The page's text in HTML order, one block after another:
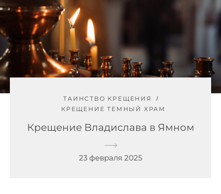
ТАИНСТВО КРЕЩЕНИЯ
КРЕЩЕНИЕ ТЕМНЫЙ ХРАМ
Крещение Владислава в Ямном
23 февраля 2025